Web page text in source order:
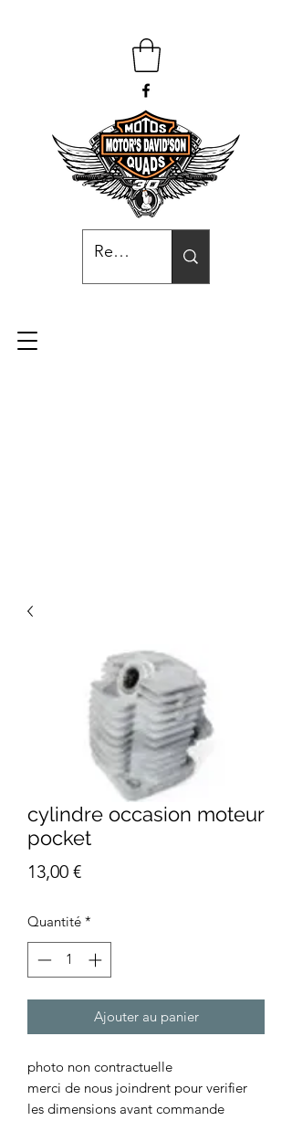
cylindre occasion moteur
pocket
13,00 €Prix
Quantité *
Ajouter au panier
photo non contractuelle
merci de nous joindrent pour verifier
les dimensions avant commande